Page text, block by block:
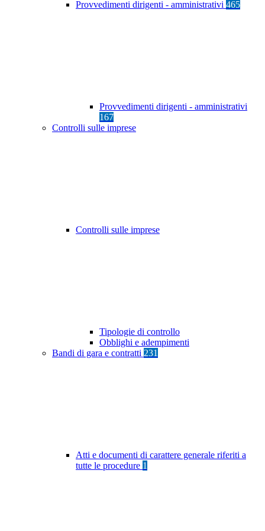
Provvedimenti dirigenti - amministrativi 465
Provvedimenti dirigenti - amministrativi
167
Controlli sulle imprese
Controlli sulle imprese
Tipologie di controllo
Obblighi e adempimenti
Bandi di gara e contratti 231
Atti e documenti di carattere generale riferiti a
tutte le procedure 1